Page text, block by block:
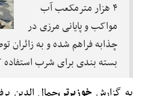
۴ هزار مترمکعب آب
مواکب و پایانی مرزی در
چذابه فراهم شده ‌و به زائران
بسته بندی برای شرب استفاده